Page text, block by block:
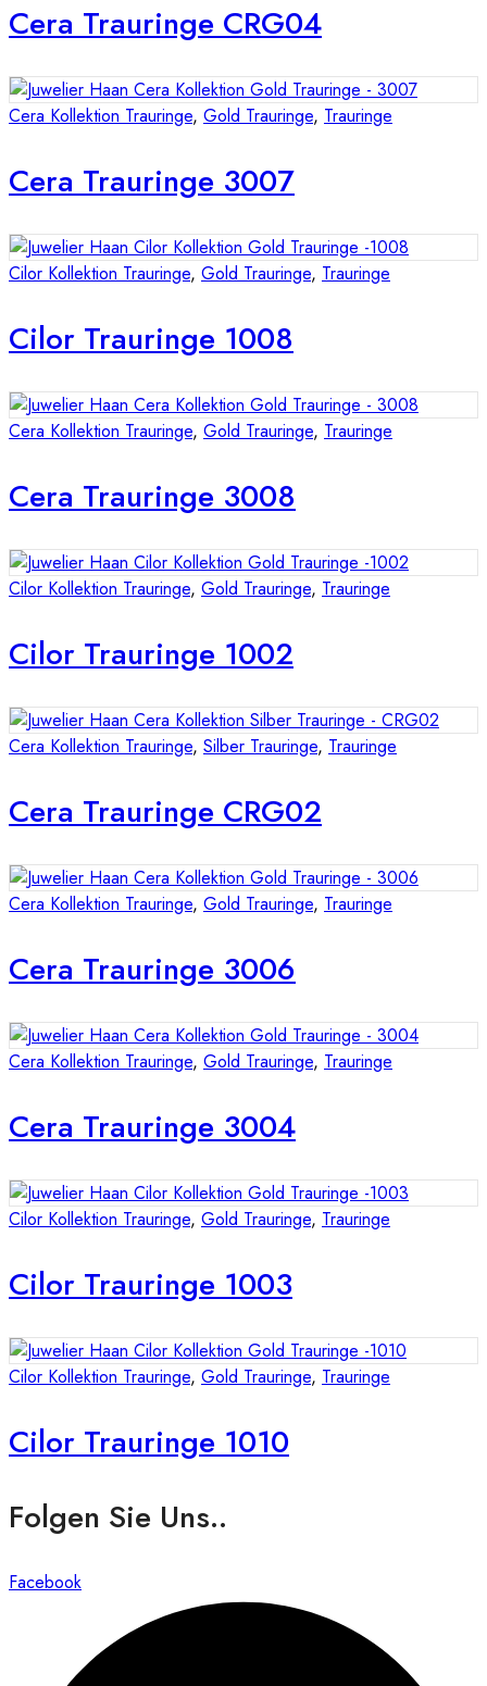
Cera Trauringe CRG04
Cera Kollektion Trauringe, Gold Trauringe, Trauringe
Cera Trauringe 3007
Cilor Kollektion Trauringe, Gold Trauringe, Trauringe
Cilor Trauringe 1008
Cera Kollektion Trauringe, Gold Trauringe, Trauringe
Cera Trauringe 3008
Cilor Kollektion Trauringe, Gold Trauringe, Trauringe
Cilor Trauringe 1002
Cera Kollektion Trauringe, Silber Trauringe, Trauringe
Cera Trauringe CRG02
Cera Kollektion Trauringe, Gold Trauringe, Trauringe
Cera Trauringe 3006
Cera Kollektion Trauringe, Gold Trauringe, Trauringe
Cera Trauringe 3004
Cilor Kollektion Trauringe, Gold Trauringe, Trauringe
Cilor Trauringe 1003
Cilor Kollektion Trauringe, Gold Trauringe, Trauringe
Cilor Trauringe 1010
Folgen Sie Uns..
Facebook